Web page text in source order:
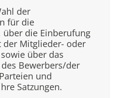
der
für die
die Einberufung
der Mitglieder- oder
über das
Bewerbers/der
und
Satzungen.